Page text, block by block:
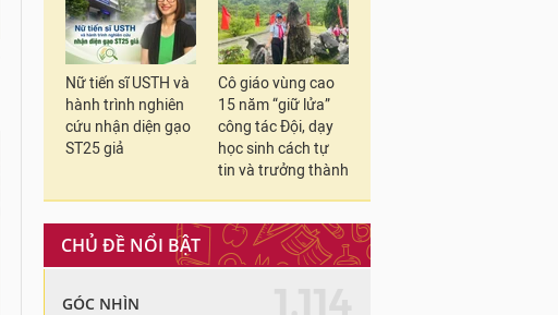
Nữ tiến sĩ USTH và
hành trình nghiên
cứu nhận diện gạo
ST25 giả
Cô giáo vùng cao
15 năm “giữ lửa”
công tác Đội, dạy
học sinh cách tự
tin và trưởng thành
CHỦ ĐỀ NỔI BẬT
GÓC NHÌN